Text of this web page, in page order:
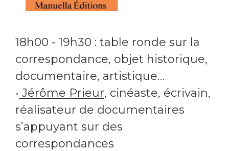
18h00 - 19h30 : table ronde sur la
correspondance, objet historique,
documentaire, artistique…
• Jérôme Prieur, cinéaste, écrivain,
réalisateur de documentaires
s’appuyant sur des
correspondances